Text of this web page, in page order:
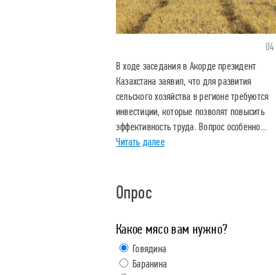
В ходе заседания в Акорде президент
Казахстана заявил, что для развития
сельского хозяйства в регионе требуются
инвестиции, которые позволят повысить
эффективность труда. Вопрос особенно...
Читать далее
Опрос
Какое мясо вам нужно?
Говядина
Баранина